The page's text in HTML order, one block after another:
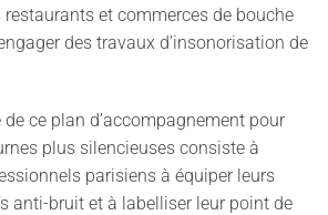
restaurants et commerces de bouche
des travaux d’insonorisation de
de ce plan d’accompagnement pour
plus silencieuses consiste à
parisiens à équiper leurs
anti-bruit et à labelliser leur point de